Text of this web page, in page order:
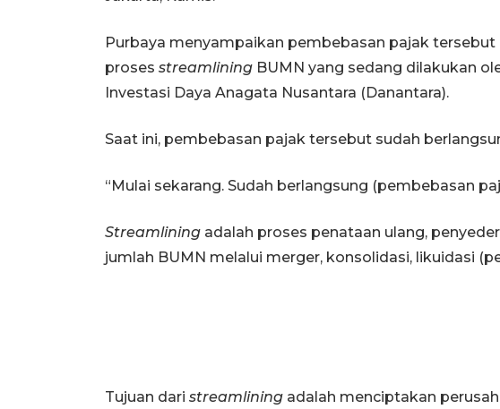
Purbaya menyampaikan pembebasan pajak
proses streamlining BUMN yang sedang dilakukan
Investasi Daya Anagata Nusantara (Danantara).
Saat ini, pembebasan pajak tersebut sudah
“Mulai sekarang. Sudah berlangsung (pembebasan
Streamlining adalah proses penataan ulang,
jumlah BUMN melalui merger, konsolidasi, likuidasi
Tujuan dari streamlining adalah menciptakan